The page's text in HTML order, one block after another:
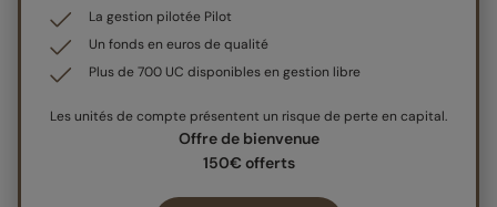
La gestion pilotée Pilot
Un fonds en euros de qualité
Plus de 700 UC disponibles en gestion libre
Les unités de compte présentent un risque de perte en capital.
Offre de bienvenue
150€ offerts